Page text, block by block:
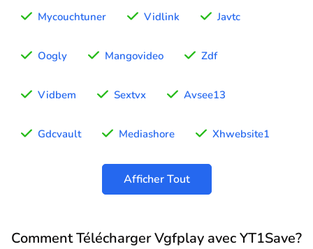
Mycouchtuner Vidlink Javtc
Oogly Mangovideo Zdf
Vidbem Sextvx Avsee13
Gdcvault Mediashore Xhwebsite1
Afficher Tout
Comment Télécharger Vgfplay avec YT1Save?